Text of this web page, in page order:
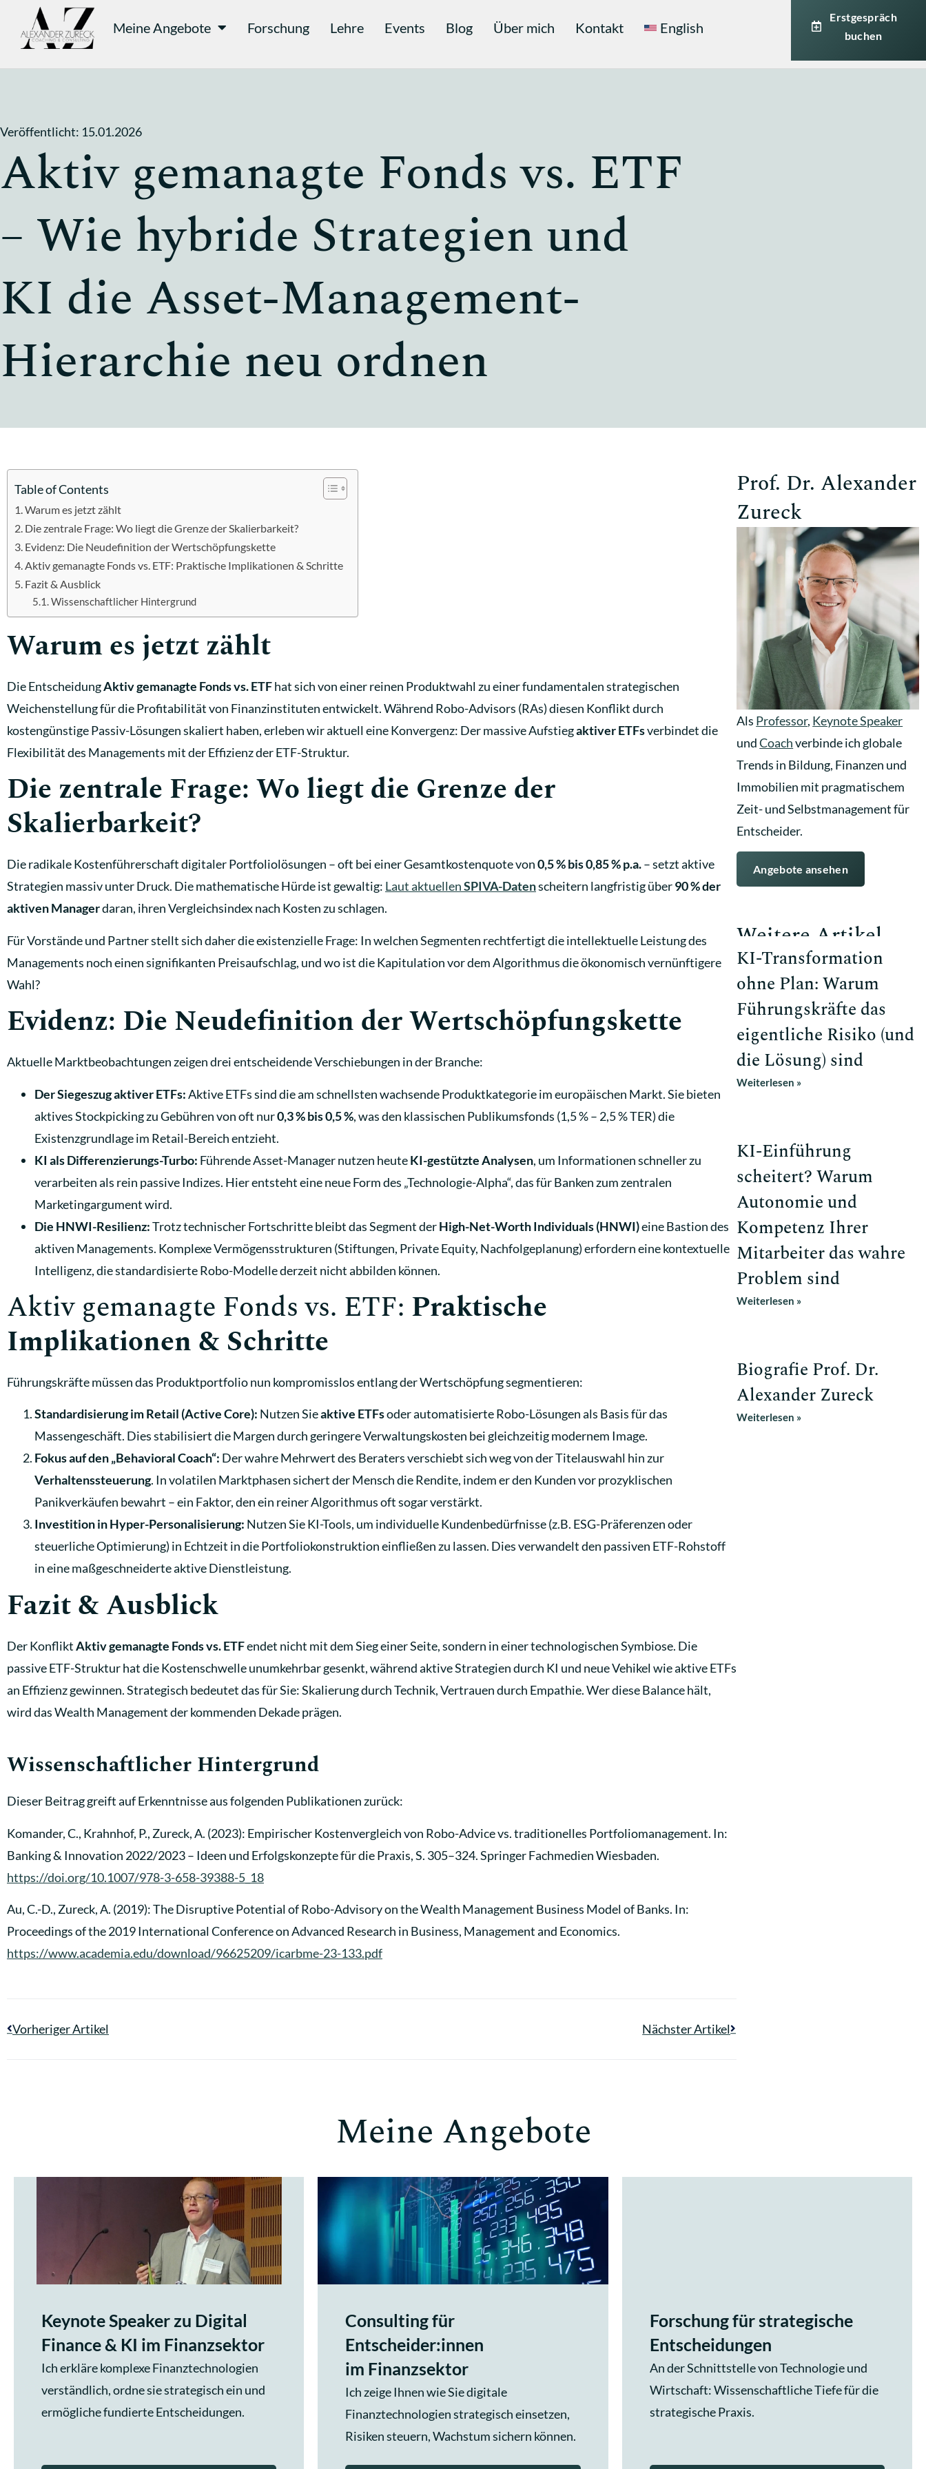
Meine Angebote Forschung Lehre Events Blog Über mich Kontakt English
Erstgespräch
buchen
Veröffentlicht: 15.01.2026
Aktiv gemanagte Fonds vs. ETF
– Wie hybride Strategien und
KI die Asset-Management-
Hierarchie neu ordnen
Table of Contents
Warum es jetzt zählt
Die zentrale Frage: Wo liegt die Grenze der Skalierbarkeit?
Evidenz: Die Neudefinition der Wertschöpfungskette
Aktiv gemanagte Fonds vs. ETF: Praktische Implikationen & Schritte
Fazit & Ausblick
Wissenschaftlicher Hintergrund
Warum es jetzt zählt
Die EntscheidungAktiv gemanagte Fonds vs. ETFhat sich von einer reinen Produktwahl zu einer fundamentalen strategischen
Weichenstellung für die Profitabilität von Finanzinstituten entwickelt. Während Robo-Advisors (RAs) diesen Konflikt durch
kostengünstige Passiv-Lösungen skaliert haben, erleben wir aktuell eine Konvergenz: Der massive Aufstiegaktiver ETFsverbindet die
Flexibilität des Managements mit der Effizienz der ETF-Struktur.
Die zentrale Frage: Wo liegt die Grenze der
Skalierbarkeit?
Die radikale Kostenführerschaft digitaler Portfoliolösungen – oft bei einer Gesamtkostenquote von0,5 % bis 0,85 % p.a.– setzt aktive
Strategien massiv unter Druck. Die mathematische Hürde ist gewaltig: Laut aktuellenSPIVA-Datenscheitern langfristig über90 % der
aktiven Managerdaran, ihren Vergleichsindex nach Kosten zu schlagen.
Für Vorstände und Partner stellt sich daher die existenzielle Frage: In welchen Segmenten rechtfertigt die intellektuelle Leistung des
Managements noch einen signifikanten Preisaufschlag, und wo ist die Kapitulation vor dem Algorithmus die ökonomisch vernünftigere
Wahl?
Evidenz: Die Neudefinition der Wertschöpfungskette
Aktuelle Marktbeobachtungen zeigen drei entscheidende Verschiebungen in der Branche:
Der Siegeszug aktiver ETFs:Aktive ETFs sind die am schnellsten wachsende Produktkategorie im europäischen Markt. Sie bieten
aktives Stockpicking zu Gebühren von oft nur0,3 % bis 0,5 %, was den klassischen Publikumsfonds (1,5 % – 2,5 % TER) die
Existenzgrundlage im Retail-Bereich entzieht.
KI als Differenzierungs-Turbo: Führende Asset-Manager nutzen heuteKI-gestützte Analysen, um Informationen schneller zu
verarbeiten als rein passive Indizes. Hier entsteht eine neue Form des „Technologie-Alpha“, das für Banken zum zentralen
Marketingargument wird.
Die HNWI-Resilienz:Trotz technischer Fortschritte bleibt das Segment derHigh-Net-Worth Individuals (HNWI)eine Bastion des
aktiven Managements. Komplexe Vermögensstrukturen (Stiftungen, Private Equity, Nachfolgeplanung) erfordern eine kontextuelle
Intelligenz, die standardisierte Robo-Modelle derzeit nicht abbilden können.
Aktiv gemanagte Fonds vs. ETF: Praktische
Implikationen & Schritte
Führungskräfte müssen das Produktportfolio nun kompromisslos entlang der Wertschöpfung segmentieren:
Standardisierung im Retail (Active Core): Nutzen Sieaktive ETFsoder automatisierte Robo-Lösungen als Basis für das
Massengeschäft. Dies stabilisiert die Margen durch geringere Verwaltungskosten bei gleichzeitig modernem Image.
Fokus auf den „Behavioral Coach“: Der wahre Mehrwert des Beraters verschiebt sich weg von der Titelauswahl hin zur
Verhaltenssteuerung. In volatilen Marktphasen sichert der Mensch die Rendite, indem er den Kunden vor prozyklischen
Panikverkäufen bewahrt – ein Faktor, den ein reiner Algorithmus oft sogar verstärkt.
Investition in Hyper-Personalisierung: Nutzen Sie KI-Tools, um individuelle Kundenbedürfnisse (z.B. ESG-Präferenzen oder
steuerliche Optimierung) in Echtzeit in die Portfoliokonstruktion einfließen zu lassen. Dies verwandelt den passiven ETF-Rohstoff
in eine maßgeschneiderte aktive Dienstleistung.
Fazit & Ausblick
Der KonfliktAktiv gemanagte Fonds vs. ETFendet nicht mit dem Sieg einer Seite, sondern in einer technologischen Symbiose. Die
passive ETF-Struktur hat die Kostenschwelle unumkehrbar gesenkt, während aktive Strategien durch KI und neue Vehikel wie aktive ETFs
an Effizienz gewinnen. Strategisch bedeutet das für Sie: Skalierung durch Technik, Vertrauen durch Empathie. Wer diese Balance hält,
wird das Wealth Management der kommenden Dekade prägen.
Wissenschaftlicher Hintergrund
Dieser Beitrag greift auf Erkenntnisse aus folgenden Publikationen zurück:
Komander, C., Krahnhof, P., Zureck, A. (2023): Empirischer Kostenvergleich von Robo-Advice vs. traditionelles Portfoliomanagement. In:
Banking & Innovation 2022/2023 – Ideen und Erfolgskonzepte für die Praxis, S. 305–324. Springer Fachmedien Wiesbaden.
https://doi.org/10.1007/978-3-658-39388-5_18
Au, C.-D., Zureck, A. (2019): The Disruptive Potential of Robo-Advisory on the Wealth Management Business Model of Banks. In:
Proceedings of the 2019 International Conference on Advanced Research in Business, Management and Economics.
https://www.academia.edu/download/96625209/icarbme-23-133.pdf
Vorheriger Artikel Nächster Artikel
Prof. Dr. Alexander
Zureck
Als Professor, Keynote Speaker
undCoachverbinde ich globale
Trends in Bildung, Finanzen und
Immobilien mit pragmatischem
Zeit- und Selbstmanagement für
Entscheider.
Angebote ansehen
Weitere Artikel
KI-Transformation
ohne Plan: Warum
Führungskräfte das
eigentliche Risiko (und
die Lösung) sind
Weiterlesen »
KI-Einführung
scheitert? Warum
Autonomie und
Kompetenz Ihrer
Mitarbeiter das wahre
Problem sind
Weiterlesen »
Biografie Prof. Dr.
Alexander Zureck
Weiterlesen »
Meine Angebote
Keynote Speaker zu Digital
Finance & KI im Finanzsektor
Ich erkläre komplexe Finanztechnologien
verständlich, ordne sie strategisch ein und
ermögliche fundierte Entscheidungen.
Consulting für
Entscheider:innen
im Finanzsektor
Ich zeige Ihnen wie Sie digitale
Finanztechnologien strategisch einsetzen,
Risiken steuern, Wachstum sichern können.
Forschung für strategische
Entscheidungen
An der Schnittstelle von Technologie und
Wirtschaft: Wissenschaftliche Tiefe für die
strategische Praxis.